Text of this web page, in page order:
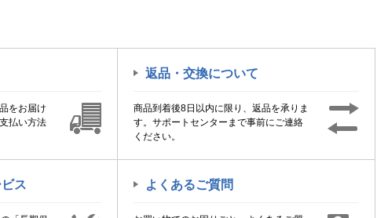
をお届け
払い方法
返品・交換について
商品到着後8日以内に限り、返品を承りま
す。サポートセンターまで事前にご連絡
ください。
ス よくあるご質問